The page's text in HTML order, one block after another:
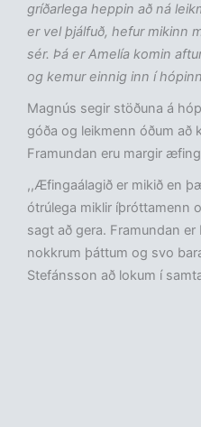
gríðarlega heppin að ná
er vel þjálfuð, hefur mikinn
sér. Þá er Amelía komin
og kemur einnig inn í
Magnús segir stöðuna á
góða og leikmenn óðum að
Framundan eru margir
,,Æfingaálagið er mikið en
ótrúlega miklir íþróttamenn
sagt að gera. Framundan
nokkrum þáttum og svo
Stefánsson að lokum í